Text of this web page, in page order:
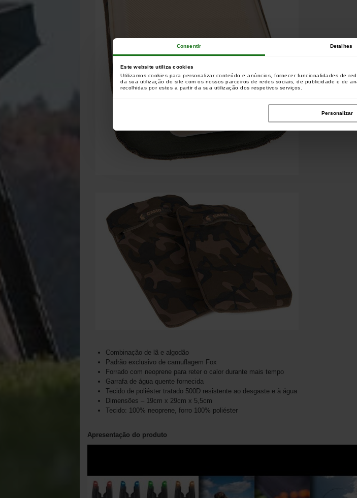
Consentir Detalhes
Este website utiliza cookies
Utilizamos cookies para personalizar conteúdo e anúncios, fornecer funcionalidades de
da sua utilização do site com os nossos parceiros de redes sociais, de publicidade e de
recolhidas por estes a partir da sua utilização dos respetivos serviços.
Personalizar
Combinação de lã e algodão
Padrão exclusivo de camuflagem Fox
Forrado com neoprene para reter o calor durante mais tempo
Garrafa de água quente fornecida
Tecido de poliéster tratado 500D resistente ao desgaste e à água
Dimensões – 19cm x 29cm x 5,5cm
Tecido: 100% neoprene, forro 100% poliéster
Apresentação do produto